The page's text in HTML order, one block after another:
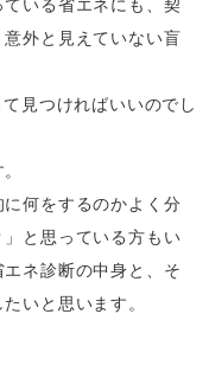
いる省エネにも、契
外と見えていない盲
見つければいいのでし
何をするのかよく分
と思っている方もい
ネ診断の中身と、そ
いと思います。